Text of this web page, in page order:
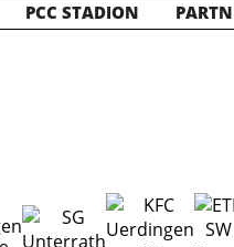
PCC STADION